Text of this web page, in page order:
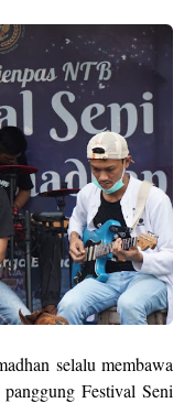
selalu membawa
Festival Seni